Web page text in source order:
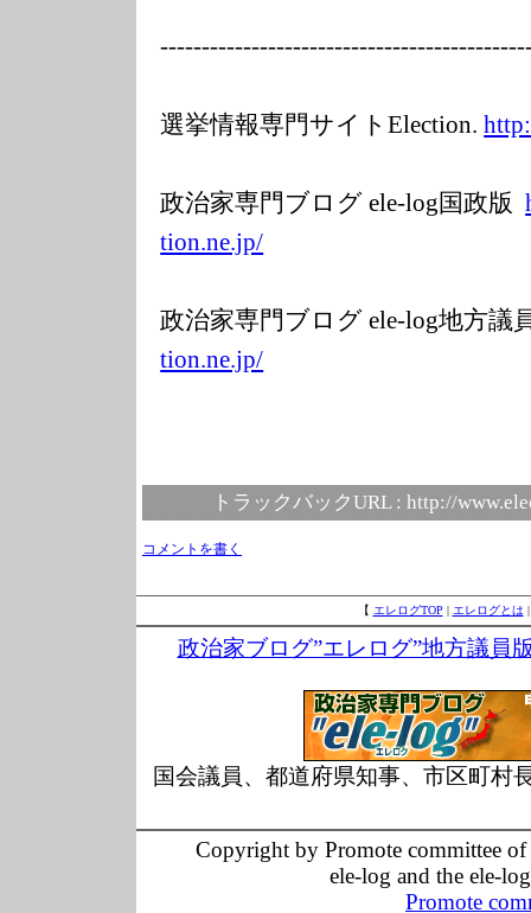
---------------------------------------
選挙情報専門サイトElection.
政治家専門ブログ ele-log国政版
tion.ne.jp/
政治家専門ブログ ele-log地方議
tion.ne.jp/
トラックバックURL : http://
コメントを書く
【 エレログTOP | エレログとは
政治家ブログ”エレログ”地方議員
国会議員、都道府県知事、市区町村
Copyright by Promote committee
ele-log and the ele-
Promote